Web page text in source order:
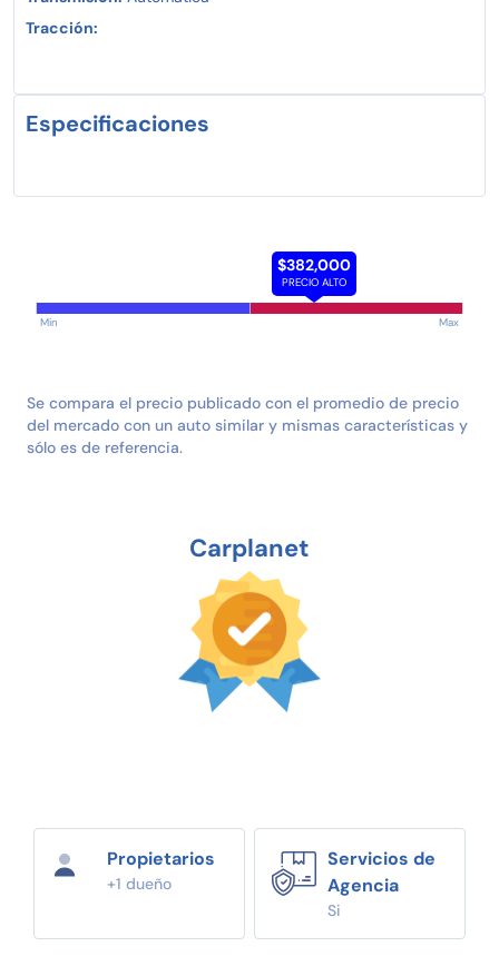
Tracción:
Especificaciones
$382,000
PRECIO ALTO
Min Max
Se compara el precio publicado con el promedio de precio
del mercado con un auto similar y mismas características y
sólo es de referencia.
Carplanet
Propietarios
+1 dueño
Servicios de
Agencia
Si